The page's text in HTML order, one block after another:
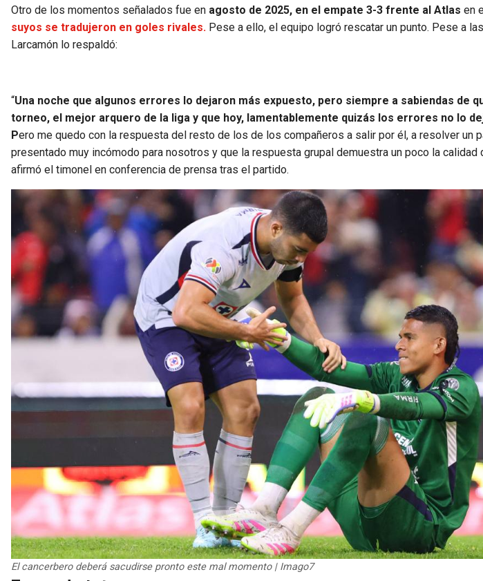
Otro de los momentos señalados fue en agosto de 2025, en el empate 3-3 frente al Atlas en
suyos se tradujeron en goles rivales. Pese a ello, el equipo logró rescatar un punto. Pese a
Larcamón lo respaldó:
“Una noche que algunos errores lo dejaron más expuesto, pero siempre a sabiendas de
torneo, el mejor arquero de la liga y que hoy, lamentablemente quizás los errores no lo
Pero me quedo con la respuesta del resto de los de los compañeros a salir por él, a resolver un
presentado muy incómodo para nosotros y que la respuesta grupal demuestra un poco la
afirmó el timonel en conferencia de prensa tras el partido.
El cancerbero deberá sacudirse pronto este mal momento | Imago7